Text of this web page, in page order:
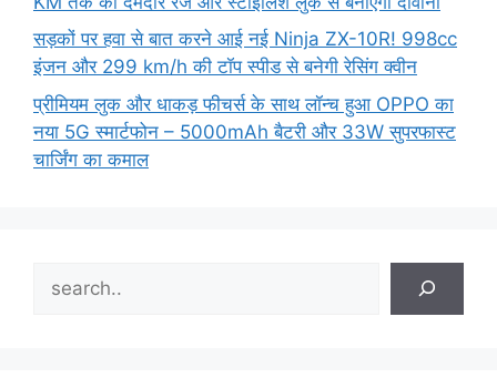
सड़कों पर हवा से बात करने आई नई Ninja ZX-10R! 998cc
इंजन और 299 km/h की टॉप स्पीड से बनेगी रेसिंग क्वीन
प्रीमियम लुक और धाकड़ फीचर्स के साथ लॉन्च हुआ OPPO का
नया 5G स्मार्टफोन – 5000mAh बैटरी और 33W सुपरफास्ट
चार्जिंग का कमाल